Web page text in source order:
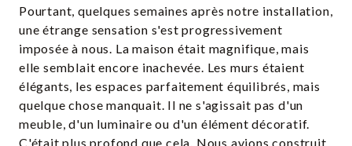
Pourtant, quelques semaines après notre installation,
une étrange sensation s'est progressivement
imposée à nous. La maison était magnifique, mais
elle semblait encore inachevée. Les murs étaient
élégants, les espaces parfaitement équilibrés, mais
quelque chose manquait. Il ne s'agissait pas d'un
meuble, d'un luminaire ou d'un élément décoratif.
C'était plus profond que cela. Nous avions construit